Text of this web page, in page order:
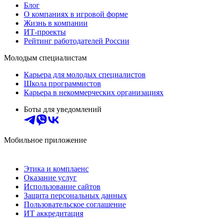
Блог
О компаниях в игровой форме
Жизнь в компании
ИТ-проекты
Рейтинг работодателей России
Молодым специалистам
Карьера для молодых специалистов
Школа программистов
Карьера в некоммерческих организациях
Боты для уведомлений
Мобильное приложение
Этика и комплаенс
Оказание услуг
Использование сайтов
Защита персональных данных
Пользовательское соглашение
ИТ аккредитация